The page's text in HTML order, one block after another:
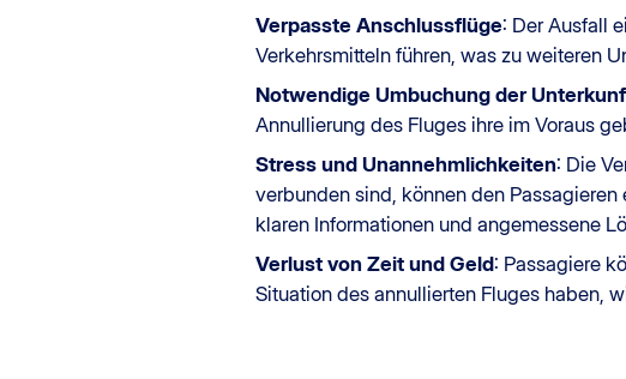
Verpasste Anschlussflüge: Der Ausfall
Verkehrsmitteln führen, was zu weiteren
Notwendige Umbuchung der
Annullierung des Fluges ihre im Voraus
Stress und Unannehmlichkeiten: Die
verbunden sind, können den
klaren Informationen und angemessene
Verlust von Zeit und Geld: Passagiere
Situation des annullierten Fluges haben,